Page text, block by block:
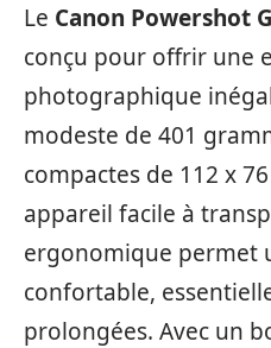
Le Canon Powershot
conçu pour offrir une
photographique
modeste de 401
compactes de 112 x
appareil facile à
ergonomique permet
confortable,
prolongées. Avec un